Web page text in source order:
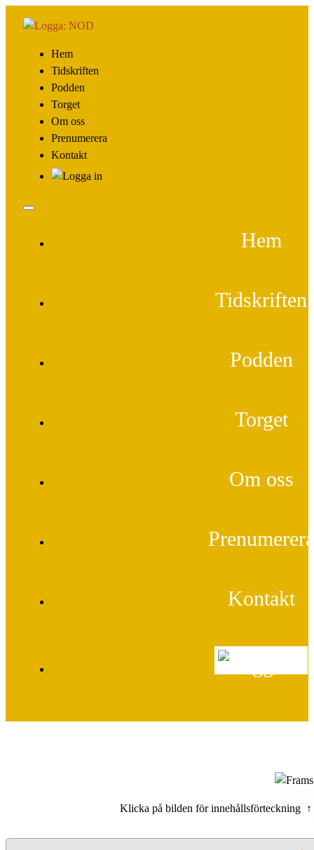
Hem
Tidskriften
Podden
Torget
Om oss
Prenumerera
Kontakt
Hem
Tidskriften
Podden
Torget
Om oss
Prenumerera
Kontakt
Klicka på bilden för innehållsförteckning ↑